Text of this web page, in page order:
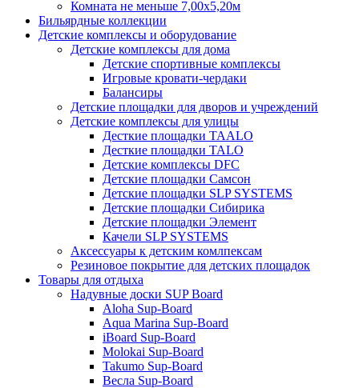
Комната не меньше 7,00х5,20м
Бильярдные коллекции
Детские комплексы и оборудование
Детские комплексы для дома
Детские спортивные комплексы
Игровые кровати-чердаки
Балансиры
Детские площадки для дворов и учреждений
Детские комплексы для улицы
Десткие площадки TAALO
Десткие площадки TALO
Детские комплексы DFC
Детские площадки Самсон
Детские площадки SLP SYSTEMS
Детские площадки Сибирика
Детские площадки Элемент
Качели SLP SYSTEMS
Аксессуары к детским комлпексам
Резиновое покрытие для детских площадок
Товары для отдыха
Надувные доски SUP Board
Aloha Sup-Board
Aqua Marina Sup-Board
iBoard Sup-Board
Molokai Sup-Board
Takumo Sup-Board
Весла Sup-Board